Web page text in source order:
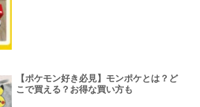
【ポケモン好き必見】モンポケとは？ど
こで買える？お得な買い方も